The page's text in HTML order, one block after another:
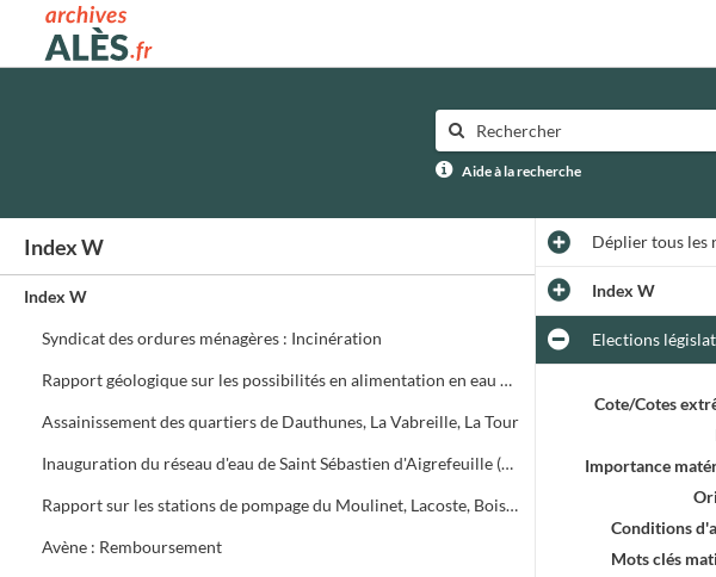
Archives municipales d'Alès
Aide à la recherche
Index W
Index W
Syndicat des ordures ménagères : Incinération
Rapport géologique sur les possibilités en alimentation en eau potable du Syndicat de l'Avène (R. Plegot)
Assainissement des quartiers de Dauthunes, La Vabreille, La Tour
Inauguration du réseau d'eau de Saint Sébastien d'Aigrefeuille (23 novembre 1968) et de Dauthunes (9 décembre 1978)
Rapport sur les stations de pompage du Moulinet, Lacoste, Boisset
Avène : Remboursement
Dépliertous les
Index W
Elections
Cote/Cotes
Importance
Conditions
Mots clés